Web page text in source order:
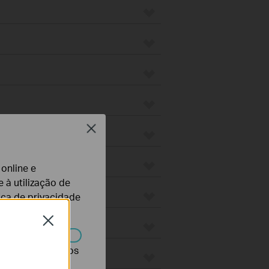
Close
e
à utilização de
de privacidade
desativados nos
Close